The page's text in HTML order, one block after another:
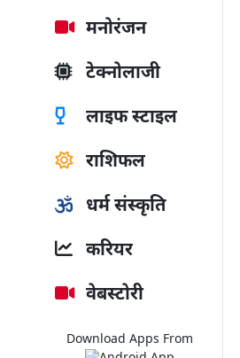
मनोरंजन
टेक्नोलाजी
लाइफ स्टाइल
राशिफल
धर्म संस्कृति
करियर
वेबस्टोरी
Download Apps From